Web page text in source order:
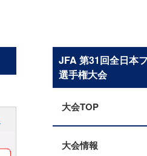
JFA 第31回全日本
選手権大会
大会TOP
大会情報